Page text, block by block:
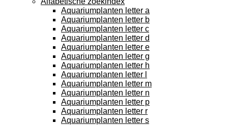
Aquariumplanten letter a
Aquariumplanten letter b
Aquariumplanten letter c
Aquariumplanten letter d
Aquariumplanten letter e
Aquariumplanten letter g
Aquariumplanten letter h
Aquariumplanten letter l
Aquariumplanten letter m
Aquariumplanten letter n
Aquariumplanten letter p
Aquariumplanten letter r
Aquariumplanten letter s